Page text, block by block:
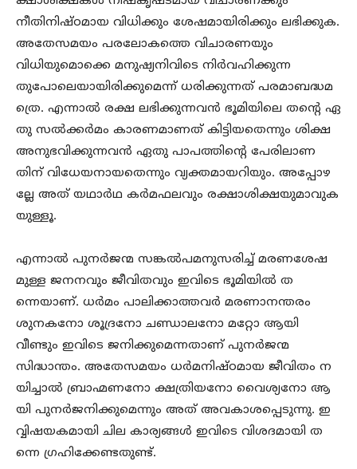
നീതിനിഷ്ഠമായ വിധിക്കും ശേഷമായിരിക്കും ലഭിക്കുക.
അതേസമയം പരലോകത്തെ വിചാരണയും
വിധിയുമൊക്കെ മനുഷ്യനിവിടെ നിർവഹിക്കുന്ന
തുപോലെയായിരിക്കുമെന്ന് ധരിക്കുന്നത് പരമാബദ്ധമ
ത്രെ. എന്നാൽ രക്ഷ ലഭിക്കുന്നവൻ ഭൂമിയിലെ തന്റെ ഏ
തു സൽക്കർമം കാരണമാണത് കിട്ടിയതെന്നും ശിക്ഷ
അനുഭവിക്കുന്നവൻ ഏതു പാപത്തിന്റെ പേരിലാണ
തിന് വിധേയനായതെന്നും വ്യക്തമായറിയും. അപ്പോഴ
ല്ലേ അത് യഥാർഥ കർമഫലവും രക്ഷാശിക്ഷയുമാവുക
യുള്ളൂ.
എന്നാൽ പുനർജന്മ സങ്കൽപമനുസരിച്ച് മരണശേഷ
മുള്ള ജനനവും ജീവിതവും ഇവിടെ ഭൂമിയിൽ ത
ന്നെയാണ്. ധർമം പാലിക്കാത്തവർ മരണാനന്തരം
ശുനകനോ ശൂദ്രനോ ചണ്ഡാലനോ മറ്റോ ആയി
വീണ്ടും ഇവിടെ ജനിക്കുമെന്നതാണ് പുനർജന്മ
സിദ്ധാന്തം. അതേസമയം ധർമനിഷ്ഠമായ ജീവിതം ന
യിച്ചാൽ ബ്രാഹ്മണനോ ക്ഷത്രിയനോ വൈശ്യനോ ആ
യി പുനർജനിക്കുമെന്നും അത് അവകാശപ്പെടുന്നു. ഇ
വ്വിഷയകമായി ചില കാര്യങ്ങൾ ഇവിടെ വിശദമായി ത
ന്നെ ഗ്രഹിക്കേണ്ടതുണ്ട്.